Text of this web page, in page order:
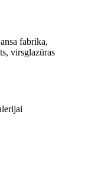
fabrika,
virsglazūras